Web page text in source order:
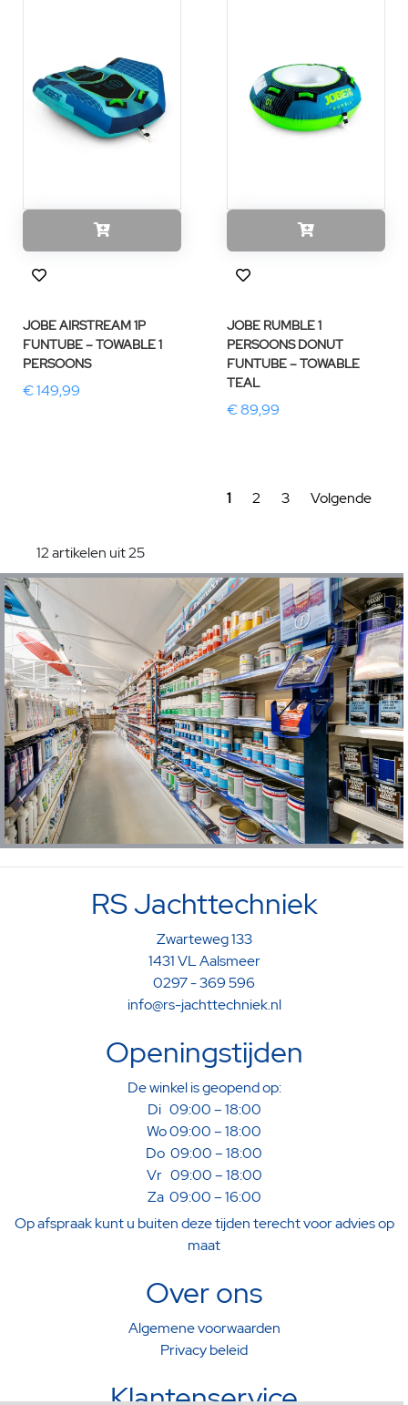
JOBE AIRSTREAM 1P
FUNTUBE – TOWABLE 1
PERSOONS
€ 149,99
JOBE RUMBLE 1
PERSOONS DONUT
FUNTUBE – TOWABLE
TEAL
€ 89,99
1 2 3 Volgende
12 artikelen uit 25
RS Jachttechniek
Zwarteweg 133
1431 VL Aalsmeer
0297 - 369 596
info@rs-jachttechniek.nl
Openingstijden
De winkel is geopend op:
Di 09:00 – 18:00
Wo 09:00 – 18:00
Do 09:00 – 18:00
Vr 09:00 – 18:00
Za 09:00 – 16:00
Op afspraak kunt u buiten deze tijden terecht voor advies op
maat
Over ons
Algemene voorwaarden
Privacy beleid
Klantenservice